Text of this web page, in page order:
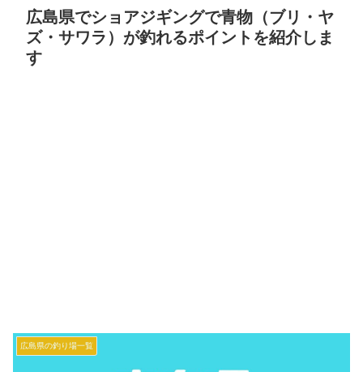
広島県でショアジギングで青物（ブリ・ヤ
ズ・サワラ）が釣れるポイントを紹介しま
す
広島県の釣り場一覧